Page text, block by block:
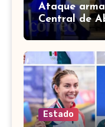
Ataque
Central de
muerto en
Estado